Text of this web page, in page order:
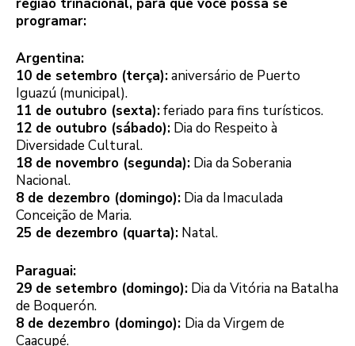
programar:
Argentina:
10 de setembro (terça):aniversário de Puerto
Iguazú (municipal).
11 de outubro (sexta):feriado para fins turísticos.
12 de outubro (sábado): Dia do Respeito à
Diversidade Cultural.
18 de novembro (segunda): Dia da Soberania
Nacional.
8 de dezembro (domingo): Dia da Imaculada
Conceição de Maria.
25 de dezembro (quarta): Natal.
Paraguai:
29 de setembro (domingo): Dia da Vitória na Batalha
de Boquerón.
8 de dezembro (domingo): Dia da Virgem de
Caacupé.